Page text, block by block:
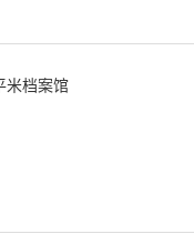
米档案馆